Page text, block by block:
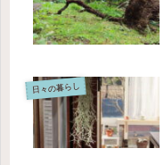
日々の暮らし